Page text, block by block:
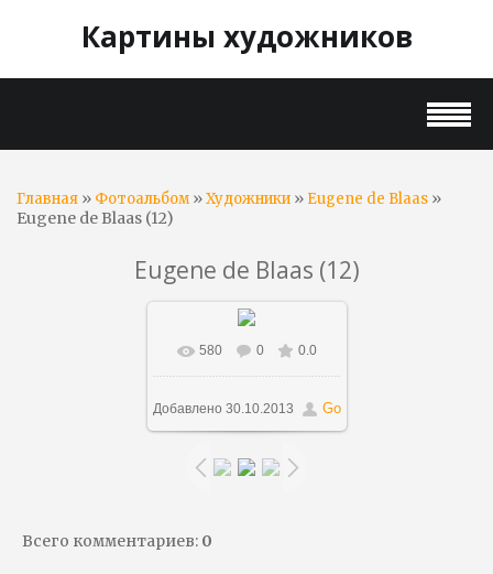
Картины художников
Главная » Фотоальбом»Художники » Eugene de Blaas »
Eugene de Blaas (12)
Eugene de Blaas (12)
В реальном размере
347x500/ 69.4Kb
580 0 0.0
Добавлено 30.10.2013 Go
Всего комментариев: 0